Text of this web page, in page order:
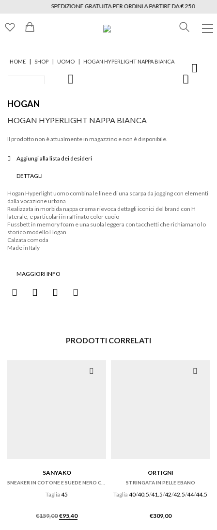
SPEDIZIONE GRATUITA PER ORDINI A PARTIRE DA € 250
HOME | SHOP | UOMO | HOGAN HYPERLIGHT NAPPA BIANCA
HOGAN
HOGAN HYPERLIGHT NAPPA BIANCA
Il prodotto non è attualmente in magazzino e non è disponibile.
Aggiungi alla lista dei desideri
DETTAGLI
Hogan Hyperlight uomo combina le linee di una scarpa da jogging con elementi
dalla vocazione urbana
Realizzata in morbida nappa crema rievoca dettagli iconici del brand con H
laterale, e particolari in raffinato color cuoio
Fussbett in memory foam e una suola leggera con tacchetti che richiamano lo
storico modello Hogan
Calzata comoda
Made in Italy
MAGGIORI INFO
PRODOTTI CORRELATI
SANYAKO
SNEAKER IN COTONE E SUEDE NERO CON FONDO CASSETTA
Taglia 45
€159,00 Il
€95,40Il
ORTIGNI
STRINGATA IN PELLE EBANO
Taglia 40/40.5/41.5/42/42.5/44/44.5
€309,00